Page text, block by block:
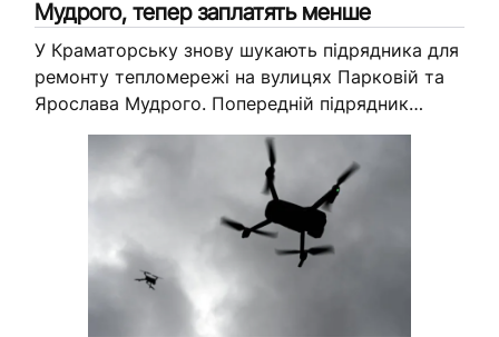
Мудрого, тепер заплатять менше
У Краматорську знову шукають підрядника для
ремонту тепломережі на вулицях Парковій та
Ярослава Мудрого. Попередній підрядник
виконав лише частину робіт, тому решту
обсягу винесли в нову закупівлю. На неї